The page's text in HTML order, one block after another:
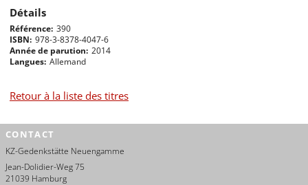
Détails
Référence 390
ISBN 978-3-8378-4047-6
Année de parution 2014
Langues Allemand
Retour à la liste des titres
CONTACT
KZ-Gedenkstätte Neuengamme
Jean-Dolidier-Weg 75
21039 Hamburg